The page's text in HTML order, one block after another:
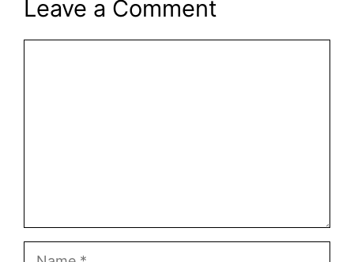
Leave a Comment
Name